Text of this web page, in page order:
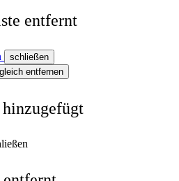
entfernt
schließen
entfernen